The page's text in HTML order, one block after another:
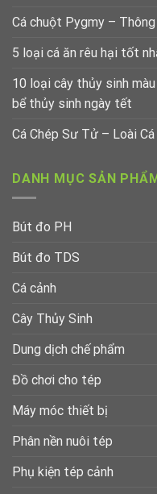
Cá chuột Pygmy –
5 loại cá ăn rêu hại tốt
10 loại cây thủy sinh
bể thủy sinh ngày tết
Cá Chép Sư Tử – Loài
DANH MỤC SẢN
Bút đo PH
Bút đo TDS
Cá cảnh
Cây Thủy Sinh
Dung dịch chế phẩm
Đồ chơi cho tép
Máy móc thiết bị
Phân nền nuôi tép
Phụ kiện tép cảnh